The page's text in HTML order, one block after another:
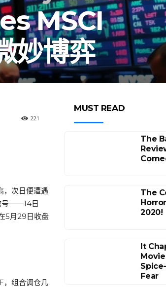
MSCI
妙博弈
221
，次日便遭遇
号——14日
5月29日收盘
，组合调仓几
MUST READ
The
The
2020!
It
Fear